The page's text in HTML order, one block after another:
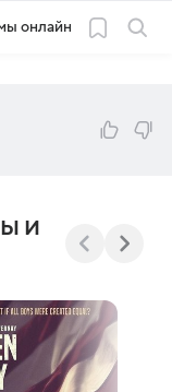
онлайн
и